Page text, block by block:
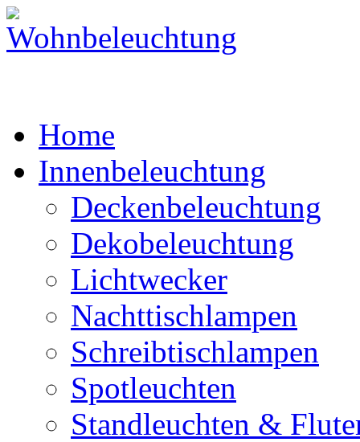
Home
Innenbeleuchtung
Deckenbeleuchtung
Dekobeleuchtung
Lichtwecker
Nachttischlampen
Schreibtischlampen
Spotleuchten
Standleuchten &